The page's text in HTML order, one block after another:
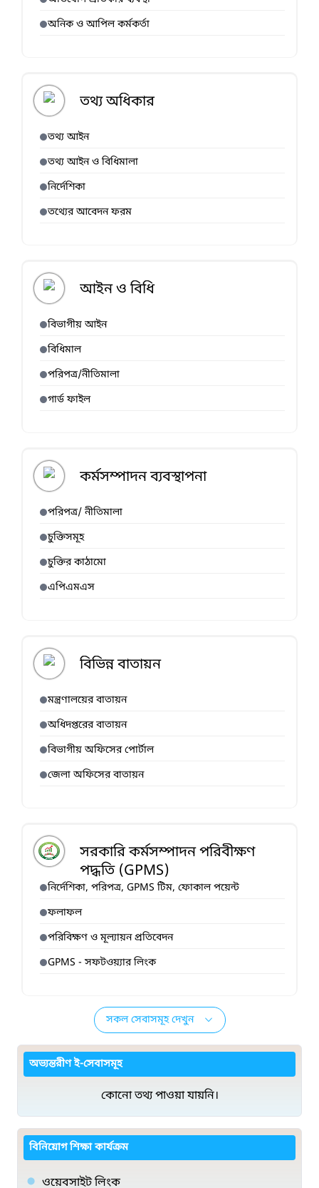
অনিক ও আপিল কর্মকর্তা
তথ্য অধিকার
তথ্য আইন
তথ্য আইন ও বিধিমালা
নির্দেশিকা
তথ্যের আবেদন ফরম
আইন ও বিধি
বিভাগীয় আইন
বিধিমাল
পরিপত্র/নীতিমালা
গার্ড ফাইল
কর্মসম্পাদন ব্যবস্থাপনা
পরিপত্র/ নীতিমালা
চুক্তিসমূহ
চুক্তির কাঠামো
এপিএমএস
বিভিন্ন বাতায়ন
মন্ত্রণালয়ের বাতায়ন
অধিদপ্তরের বাতায়ন
বিভাগীয় অফিসের পোর্টাল
জেলা অফিসের বাতায়ন
সরকারি কর্মসম্পাদন পরিবীক্ষণ
পদ্ধতি (GPMS)
নির্দেশিকা, পরিপত্র, GPMS টিম, ফোকাল পয়েন্ট
ফলাফল
পরিবিক্ষণ ও মূল্যায়ন প্রতিবেদন
GPMS - সফটওয়্যার লিংক
সকল সেবাসমূহ দেখুন
অভ্যন্তরীণ ই-সেবাসমূহ
কোনো তথ্য পাওয়া যায়নি।
বিনিয়োগ শিক্ষা কার্যক্রম
ওয়েবসাইট লিংক